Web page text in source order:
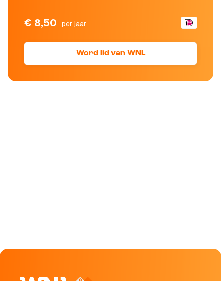
€ 8,50 per jaar
Word lid van WNL